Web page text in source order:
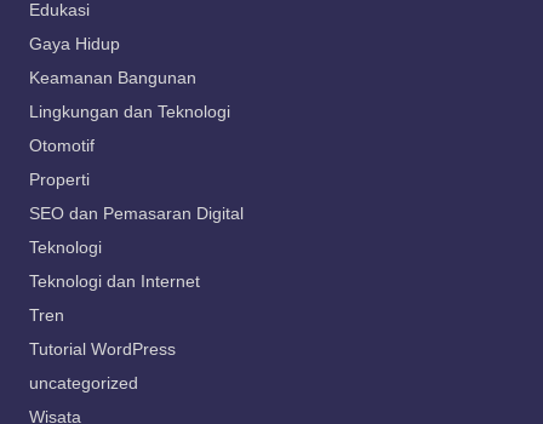
Edukasi
Gaya Hidup
Keamanan Bangunan
Lingkungan dan Teknologi
Otomotif
Properti
SEO dan Pemasaran Digital
Teknologi
Teknologi dan Internet
Tren
Tutorial WordPress
uncategorized
Wisata